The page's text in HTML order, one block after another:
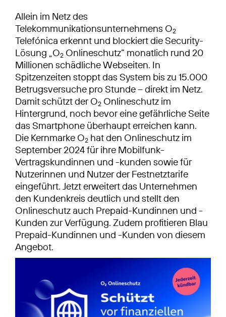
Allein im Netz des
Telekommunikationsunternehmens O2
Telefónica erkennt und blockiert die Security-
Lösung „O2 Onlineschutz“ monatlich rund 20
Millionen schädliche Webseiten. In
Spitzenzeiten stoppt das System bis zu 15.000
Betrugsversuche pro Stunde – direkt im Netz.
Damit schützt der O2 Onlineschutz im
Hintergrund, noch bevor eine gefährliche Seite
das Smart­phone überhaupt erreichen kann.
Die Kernmarke O2 hat den Onlineschutz im
September 2024 für ihre Mobilfunk-
Vertragskundinnen und -kunden sowie für
Nutzerinnen und Nutzer der Festnetztarife
eingeführt. Jetzt erweitert das Unternehmen
den Kundenkreis deutlich und stellt den
Onlineschutz auch Prepaid-Kundinnen und -
Kunden zur Verfügung. Zudem profitieren Blau
Prepaid-Kundinnen und -Kunden von diesem
Angebot.